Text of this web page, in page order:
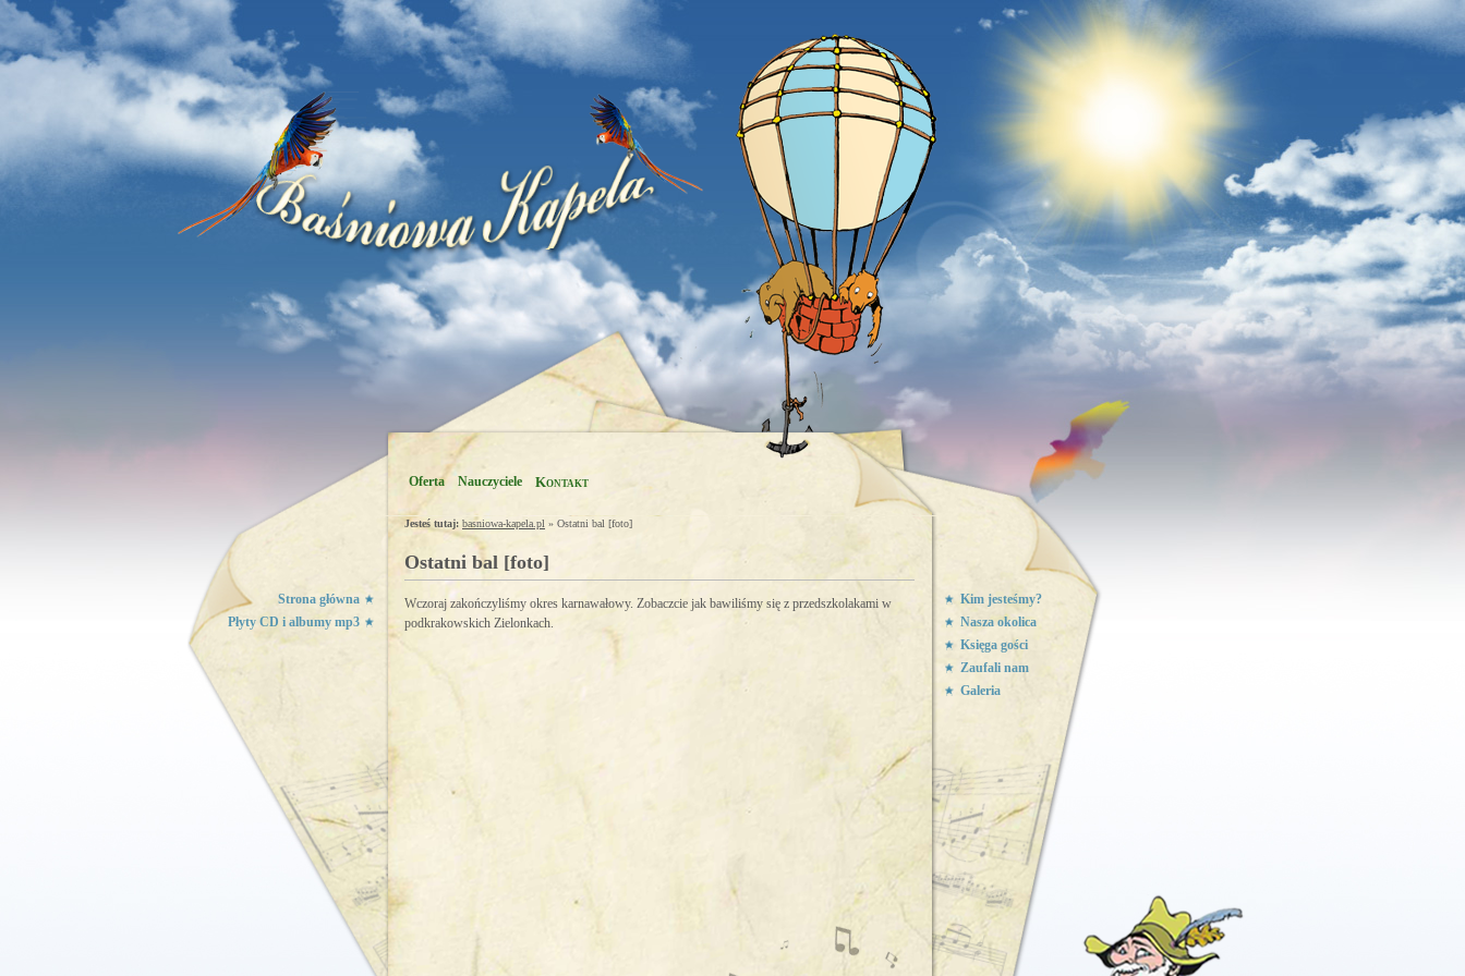
Oferta Nauczyciele Kontakt
Strona główna
Płyty CD i albumy mp3
Jesteś tutaj: basniowa-kapela.pl » Ostatni bal [foto]
Ostatni bal [foto]
Wczoraj zakończyliśmy okres karnawałowy. Zobaczcie jak bawiliśmy się z przedszkolakami w
podkrakowskich Zielonkach.
Kim jesteśmy?
Nasza okolica
Księga gości
Zaufali nam
Galeria